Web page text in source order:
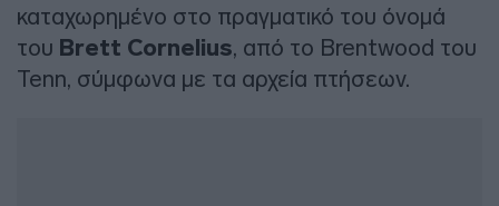
καταχωρημένο στο πραγματικό του όνομά
του Brett Cornelius, από το Brentwood του
Tenn, σύμφωνα με τα αρχεία πτήσεων.